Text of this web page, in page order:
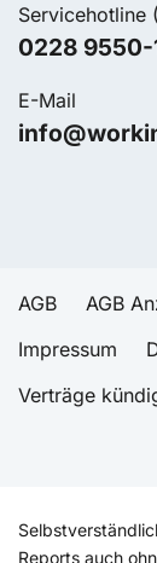
Servicehotline
0228 9550-
E-Mail
AGB AGB
Impressum
Verträge
Reports auch